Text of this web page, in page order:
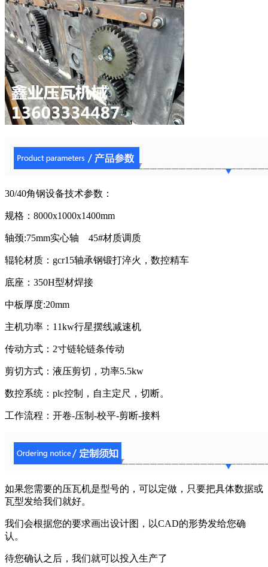
30/40角钢设备技术参数：
规格：8000x1000x1400mm
轴颈:75mm实心轴 45#材质调质
辊轮材质：gcr15轴承钢锻打淬火，数控精车
底座：350H型材焊接
中板厚度:20mm
主机功率：11kw行星摆线减速机
传动方式：2寸链轮链条传动
剪切方式：液压剪切，功率5.5kw
数控系统：plc控制，自主定尺，切断。
工作流程：开卷-压制-校平-剪断-接料
如果您需要的压瓦机是型号的，可以定做，只要把具体数据或
瓦型发给我们就好。
我们会根据您的要求画出设计图，以CAD的形势发给您确
认。
待您确认之后，我们就可以投入生产了